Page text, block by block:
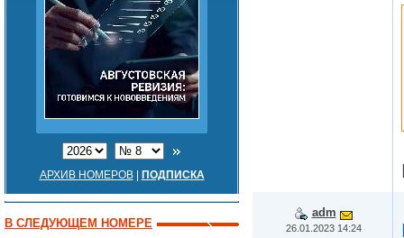
АРХИВ НОМЕРОВ| ПОДПИСКА
В СЛЕДУЮЩЕМ НОМЕРЕ
adm
26.01.2023 14:24